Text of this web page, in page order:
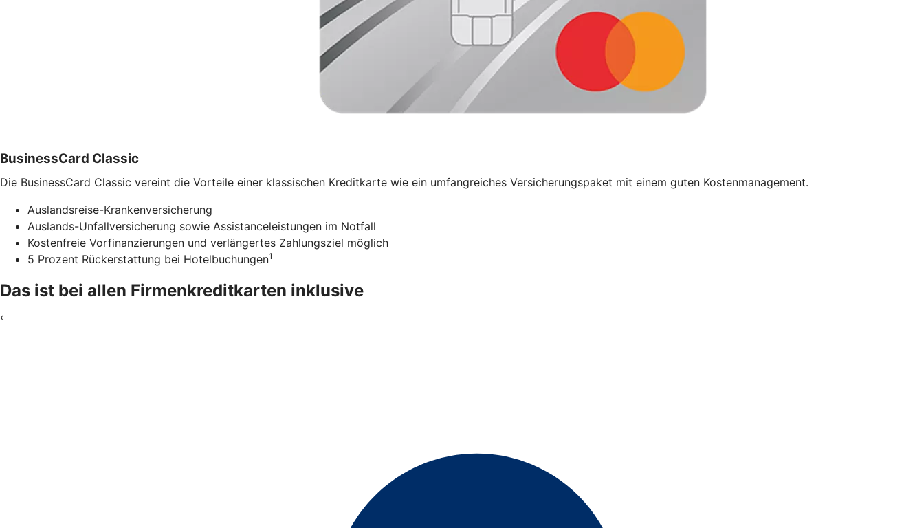
BusinessCard Classic
Die BusinessCard Classic vereint die Vorteile einer klassischen Kreditkarte wie ein umfangreiches Versicherungspaket mit einem guten Kostenmanagement.
Auslandsreise-Krankenversicherung
Auslands-Unfallversicherung sowie Assistanceleistungen im Notfall
Kostenfreie Vorfinanzierungen und verlängertes Zahlungsziel möglich
5 Prozent Rückerstattung bei Hotelbuchungen1
Das ist bei allen Firmenkreditkarten inklusive
‹